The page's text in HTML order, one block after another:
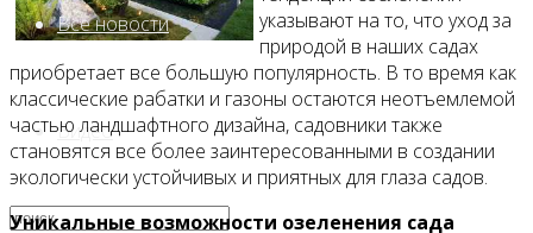
Все новости
Видео
указывают на то, что уход за
природой в наших садах
приобретает все большую популярность. В то время как
классические рабатки и газоны остаются неотъемлемой
частью ландшафтного дизайна, садовники также
становятся все более заинтересованными в создании
экологически устойчивых и приятных для глаза садов.
Уникальные возможности озеленения сада